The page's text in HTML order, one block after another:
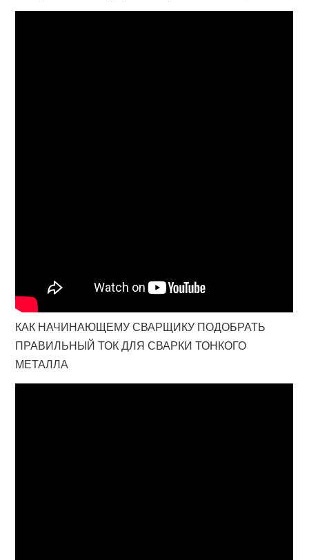
КАК НАЧИНАЮЩЕМУ СВАРЩИКУ ПОДОБРАТЬ
ПРАВИЛЬНЫЙ ТОК ДЛЯ СВАРКИ ТОНКОГО
МЕТАЛЛА